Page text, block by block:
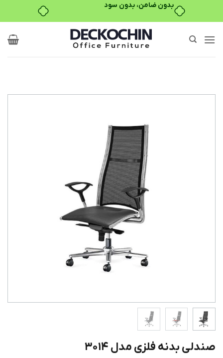
بدون ضامن، بدون سود
صندلی بدنه فلزی مدل ۳۰۱۴